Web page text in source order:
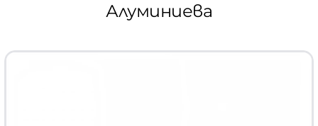
Алуминиева